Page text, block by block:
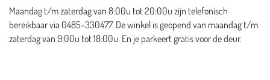
Maandag t/m zaterdag van 8:00u tot 20:00u zijn telefonisch
bereikbaar via 0485-330477. De winkel is geopend van maandag t/m
zaterdag van 9:00u tot 18:00u. En je parkeert gratis voor de deur.